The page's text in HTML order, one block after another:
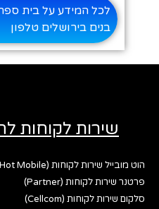
לכל המידע על בית
בנים בירושלים טלפון
שירות לקוחות
הוט מובייל שירות לקוחות (Hot Mobile)
פרטנר שירות לקוחות (Partner)
סלקום שירות לקוחות (Cellcom)